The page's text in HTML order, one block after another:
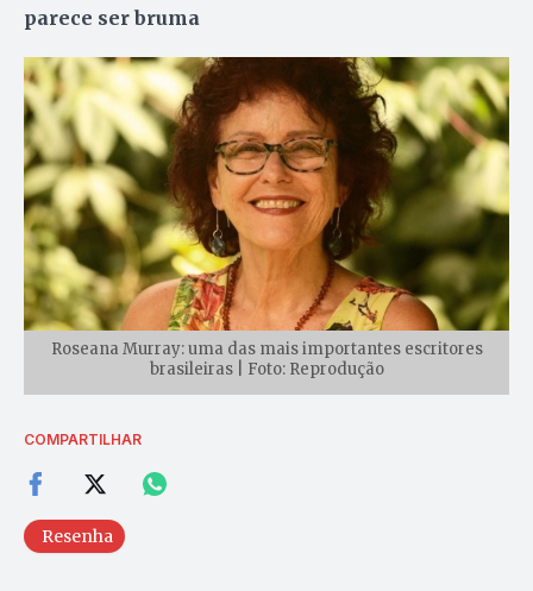
parece ser bruma
Roseana Murray: uma das mais importantes escritores
brasileiras | Foto: Reprodução
COMPARTILHAR
Resenha